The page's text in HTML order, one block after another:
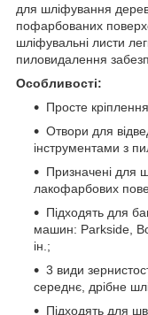
для шліфування
пофарбованих
шліфувальні листи
пиловидалення
Особливості:
Просте
Отвори для
інструментами з
Призначені для
лакофарбових
Підходять для
машин: Parkside,
ін.;
3 види
середнє, дрібне
Підходять для